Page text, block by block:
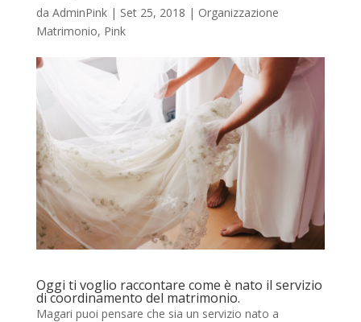
da AdminPink| Set 25, 2018 | Organizzazione
Matrimonio, Pink
Oggi ti voglio raccontare come è nato il servizio
di coordinamento del matrimonio.
Magari puoi pensare che sia un servizio nato a